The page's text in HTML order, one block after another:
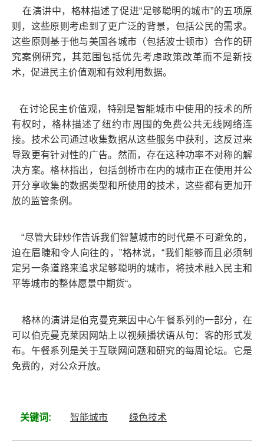
在演讲中，格林描述了促进“足够聪明的城市”的五项原
则，这些原则考虑到了更广泛的背景，包括公民的需求。
这些原则基于他与美国各城市（包括波士顿市）合作的研
究案例研究，其范围包括优先考虑政策改革而不是新技
术，促进民主价值观和有效利用数据。
在讨论民主价值观，特别是智能城市中使用的技术的所
有权时，格林描述了纽约市周围的免费公共无线网络连
接。技术公司通过收集数据从这些服务中获利，这反过来
导致更有针对性的广告。然而，存在这种功率不对称的解
决方案。格林指出，包括剑桥市在内的城市正在使用并公
开分享收集的数据类型和所使用的技术，这些都有更加开
放的监管条例。
“尽管大肆炒作告诉我们智慧城市的时代是不可避免的，
迫在眉睫和令人向往的，”格林说，“我们能够而且必须制
定另一条道路来追求足够聪明的城市，将技术融入民主和
平等城市的整体愿景中期货“。
格林的演讲是伯克曼克莱因中心午餐系列的一部分，在
可以伯克曼克莱因网站上以视频播状语从句：客的形式发
布。午餐系列是关于互联网问题和研究的每周论坛。它是
免费的，对公众开放。
关键词: 智能城市 绿色技术